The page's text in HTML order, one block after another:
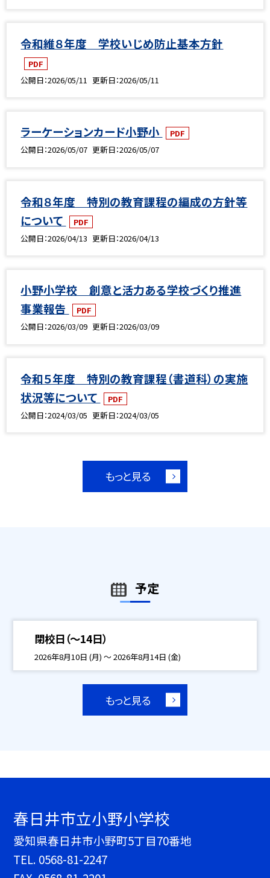
令和維８年度 学校いじめ防止基本方針
PDF
公開日 2026/05/11 更新日 2026/05/11
ラーケーションカード小野小
PDF
公開日 2026/05/07 更新日 2026/05/07
令和８年度 特別の教育課程の編成の方針等
について
PDF
公開日 2026/04/13 更新日 2026/04/13
小野小学校 創意と活力ある学校づくり推進
事業報告
PDF
公開日 2026/03/09 更新日 2026/03/09
令和５年度 特別の教育課程（書道科）の実施
状況等について
PDF
公開日 2024/03/05 更新日 2024/03/05
もっと見る
予定
閉校日（～14日）
2026年8月10日 (月) ～ 2026年8月14日 (金)
もっと見る
春日井市立小野小学校
愛知県春日井市小野町5丁目70番地
TEL. 0568-81-2247